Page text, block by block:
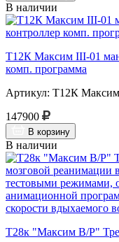
В наличии
Т12К Максим III-01
комп. программа
Артикул: Т12К
147900
В корзину
В наличии
Т28к "Максим В/Р"